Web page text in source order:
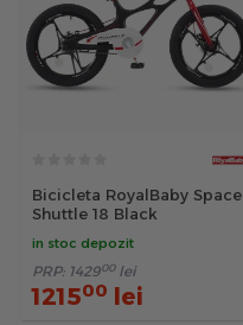
Bicicleta RoyalBaby Space
Shuttle 18 Black
in stoc depozit
PRP: 142900 lei
121500 lei